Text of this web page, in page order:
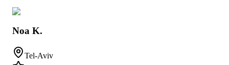
Noa K.
Tel-Aviv